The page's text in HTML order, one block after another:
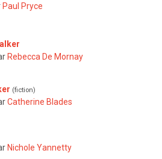
Paul Pryce
Rebecca De Mornay
(fiction)
Catherine Blades
Nichole Yannetty